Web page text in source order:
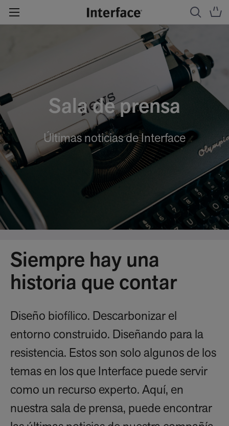
Sala de prensa
Últimas noticias de Interface
Siempre hay una
historia que contar
Diseño biofílico. Descarbonizar el
entorno construido. Diseñando para la
resistencia. Estos son solo algunos de los
temas en los que Interface puede servir
como un recurso experto. Aquí, en
nuestra sala de prensa, puede encontrar